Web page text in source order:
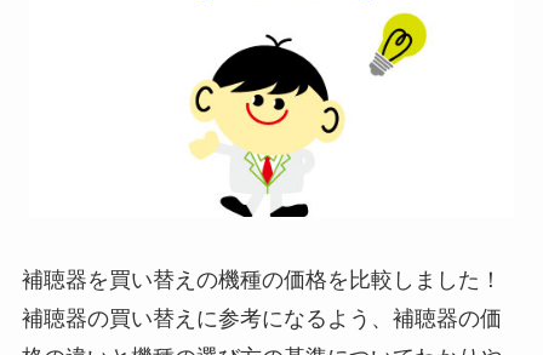
補聴器を買い替えの機種の価格を比較しました！
補聴器の買い替えに参考になるよう、補聴器の価